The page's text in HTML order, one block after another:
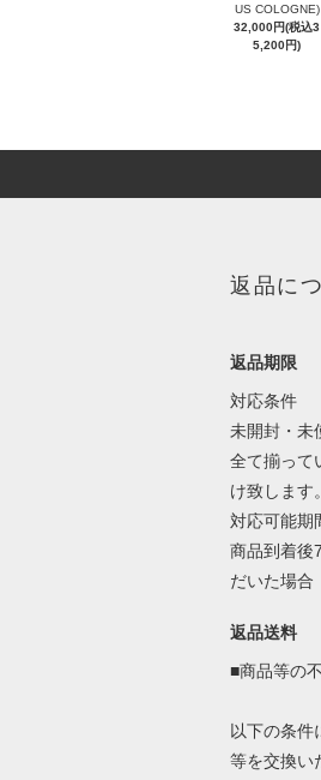
US COLOGNE)
32,000円(税込3
5,200円)
返品に
返品期限
対応条件
未開封・未
全て揃って
け致します。
対応可能期
商品到着後
だいた場合
返品送料
■商品等の
以下の条件
等を交換い